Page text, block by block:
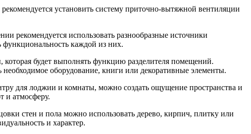
установить систему приточно-вытяжной вентиляции
рекомендуется использовать разнообразные источники
каждой из них.
будет выполнять функцию разделителя помещений.
оборудование, книги или декоративные элементы.
для лоджии и комнаты, можно создать ощущение пространства и
и атмосферу.
стен и пола можно использовать дерево, кирпич, плитку или
и характер.